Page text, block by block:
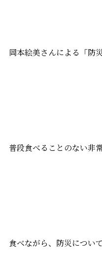
岡本絵美さんによる「防
普段食べることのない非
食べながら、防災につい